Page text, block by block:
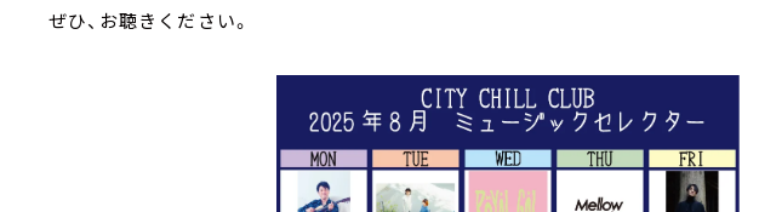
ぜひ、お聴きください。